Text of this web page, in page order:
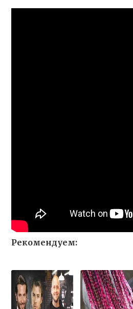
Рекомендуем: